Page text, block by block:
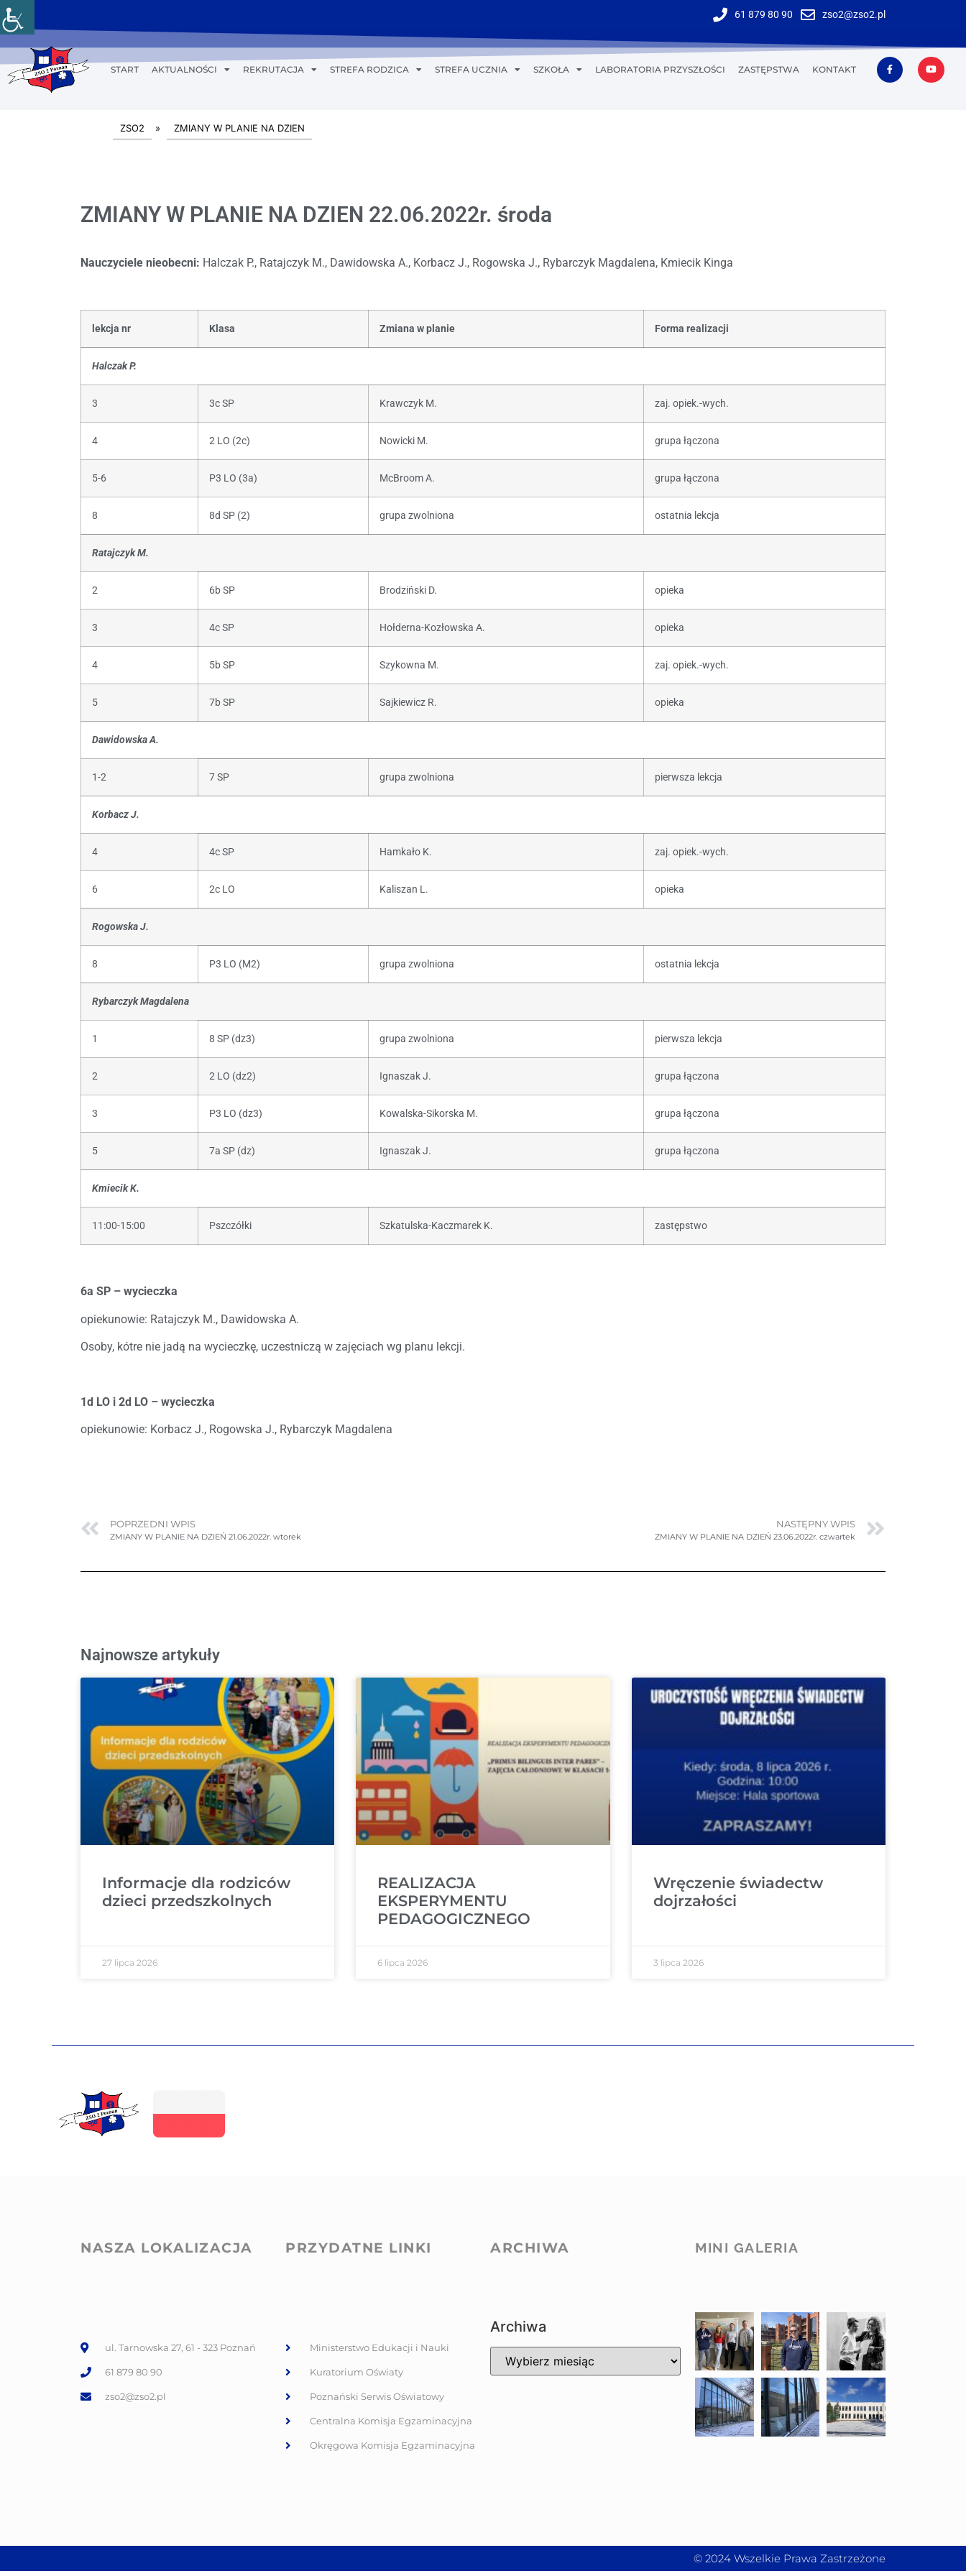
61 879 80 90 zso2@zso2.pl
START AKTUALNOŚCI REKRUTACJA STREFA RODZICA STREFA UCZNIA SZKOŁA LABORATORIA PRZYSZŁOŚCI ZASTĘPSTWA KONTAKT
ZSO2 » ZMIANY W PLANIE NA DZIEN
ZMIANY W PLANIE NA DZIEN 22.06.2022r. środa
Nauczyciele nieobecni: Halczak P., Ratajczyk M., Dawidowska A., Korbacz J., Rogowska J., Rybarczyk Magdalena, Kmiecik Kinga
lekcja nr Klasa Zmiana w planie Forma realizacji
Halczak P.
3 3c SP Krawczyk M. zaj. opiek.-wych.
4 2 LO (2c) Nowicki M. grupa łączona
5-6 P3 LO (3a) McBroom A. grupa łączona
8 8d SP (2) grupa zwolniona ostatnia lekcja
Ratajczyk M.
2 6b SP Brodziński D. opieka
3 4c SP Hołderna-Kozłowska A. opieka
4 5b SP Szykowna M. zaj. opiek.-wych.
5 7b SP Sajkiewicz R. opieka
Dawidowska A.
1-2 7 SP grupa zwolniona pierwsza lekcja
Korbacz J.
4 4c SP Hamkało K. zaj. opiek.-wych.
6 2c LO Kaliszan L. opieka
Rogowska J.
8 P3 LO (M2) grupa zwolniona ostatnia lekcja
Rybarczyk Magdalena
1 8 SP (dz3) grupa zwolniona pierwsza lekcja
2 2 LO (dz2) Ignaszak J. grupa łączona
3 P3 LO (dz3) Kowalska-Sikorska M. grupa łączona
5 7a SP (dz) Ignaszak J. grupa łączona
Kmiecik K.
11:00-15:00 Pszczółki Szkatulska-Kaczmarek K. zastępstwo
6a SP – wycieczka
opiekunowie: Ratajczyk M., Dawidowska A.
Osoby, kótre nie jadą na wycieczkę, uczestniczą w zajęciach wg planu lekcji.
1d LO i 2d LO – wycieczka
opiekunowie: Korbacz J., Rogowska J., Rybarczyk Magdalena
POPRZEDNI WPIS
ZMIANY W PLANIE NA DZIEŃ 21.06.2022r. wtorek
NASTĘPNY WPIS
ZMIANY W PLANIE NA DZIEŃ 23.06.2022r. czwartek
Najnowsze artykuły
Informacje dla rodziców
dzieci przedszkolnych
27 lipca 2026
REALIZACJA
EKSPERYMENTU
PEDAGOGICZNEGO
6 lipca 2026
Wręczenie świadectw
dojrzałości
3 lipca 2026
NASZA LOKALIZACJA
ul. Tarnowska 27, 61 - 323 Poznań
61 879 80 90
zso2@zso2.pl
PRZYDATNE LINKI
Ministerstwo Edukacji i Nauki
Kuratorium Oświaty
Poznański Serwis Oświatowy
Centralna Komisja Egzaminacyjna
Okręgowa Komisja Egzaminacyjna
ARCHIWA
Archiwa
MINI GALERIA
© 2024 Wszelkie Prawa Zastrzeżone